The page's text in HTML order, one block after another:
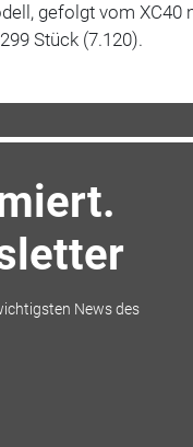
gefolgt vom XC40
Stück (7.120).
News des